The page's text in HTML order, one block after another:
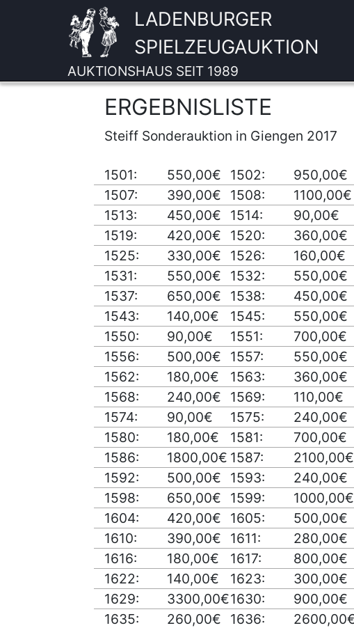
LADENBURGER
SPIELZEUGAUKTION
AUKTIONSHAUS SEIT 1989
ERGEBNISLISTE
Steiff Sonderauktion in Giengen 2017
1501: 550,00€ 1502: 950,00€
1507:
390,00€ 1508: 1100,00€
1513:
450,00€ 1514: 90,00€
1519:
420,00€ 1520: 360,00€
1525:
330,00€ 1526: 160,00€
1531:
550,00€ 1532: 550,00€
1537:
650,00€ 1538: 450,00€
1543:
140,00€ 1545: 550,00€
1550:
90,00€ 1551: 700,00€
1556:
500,00€ 1557: 550,00€
1562:
180,00€ 1563: 360,00€
1568:
240,00€ 1569: 110,00€
1574:
90,00€ 1575: 240,00€
1580:
180,00€ 1581: 700,00€
1586:
1800,00€ 1587: 2100,00€
1592:
500,00€ 1593: 240,00€
1598:
650,00€ 1599: 1000,00€
1604:
420,00€ 1605: 500,00€
1610:
390,00€ 1611: 280,00€
1616:
180,00€ 1617: 800,00€
1622:
140,00€ 1623: 300,00€
1629:
3300,00€1630: 900,00€
1635:
260,00€ 1636: